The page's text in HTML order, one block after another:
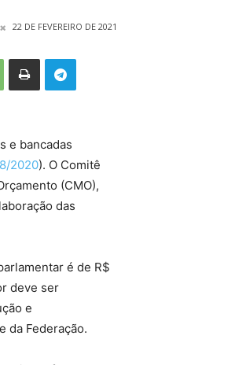
22 DE FEVEREIRO DE 2021
e bancadas
2020). O Comitê
(CMO),
das
é de R$
deve ser
e
da Federação.